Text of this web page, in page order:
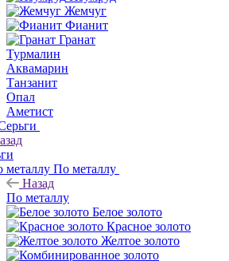
Жемчуг
Фианит
Гранат
Турмалин
Аквамарин
Танзанит
Опал
Аметист
По металлу
Назад
По металлу
Белое золото
Красное золото
Желтое золото